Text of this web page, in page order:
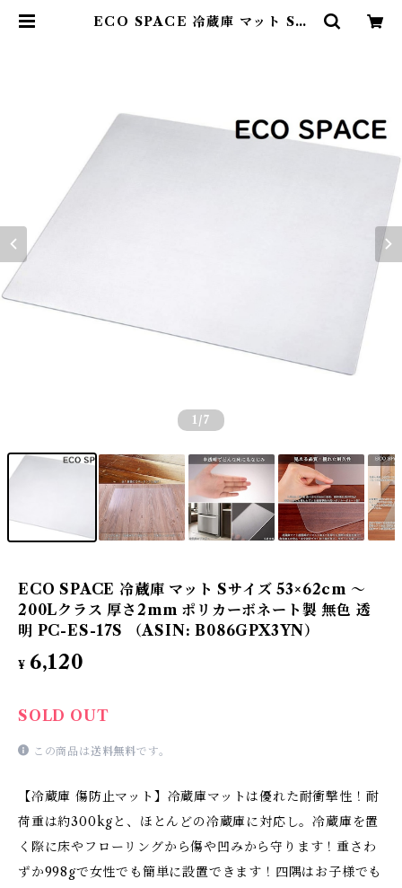
ECO SPACE 冷蔵庫 マット Sサ
1 /7
ECO SPACE 冷蔵庫 マット Sサイズ 53×62cm 〜
200Lクラス 厚さ2mm ポリカーボネート製 無色 透
明 PC-ES-17S （ASIN: B086GPX3YN）
¥ 6,120
SOLD OUT
この商品は送料無料です。
【冷蔵庫 傷防止マット】冷蔵庫マットは優れた耐衝撃性！耐
荷重は約300kgと、ほとんどの冷蔵庫に対応し。冷蔵庫を置
く際に床やフローリングから傷や凹みから守ります！重さわ
ずか998gで女性でも簡単に設置できます！四隅はお子様でも